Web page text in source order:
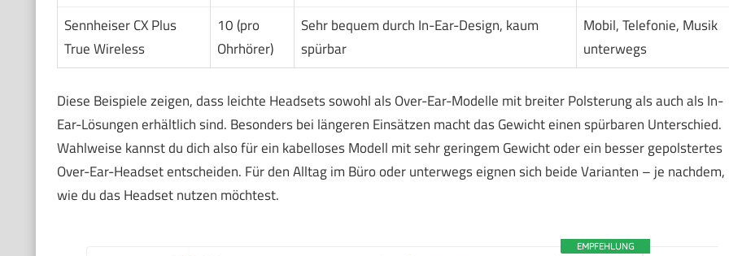
Sennheiser CX Plus
True Wireless
10 (pro
Ohrhörer)
Sehr bequem durch In-Ear-Design, kaum
spürbar
Mobil, Telefonie, Musik
unterwegs
Diese Beispiele zeigen, dass leichte Headsets sowohl als Over-Ear-Modelle mit breiter Polsterung als auch als In-
Ear-Lösungen erhältlich sind. Besonders bei längeren Einsätzen macht das Gewicht einen spürbaren Unterschied.
Wahlweise kannst du dich also für ein kabelloses Modell mit sehr geringem Gewicht oder ein besser gepolstertes
Over-Ear-Headset entscheiden. Für den Alltag im Büro oder unterwegs eignen sich beide Varianten – je nachdem,
wie du das Headset nutzen möchtest.
EMPFEHLUNG